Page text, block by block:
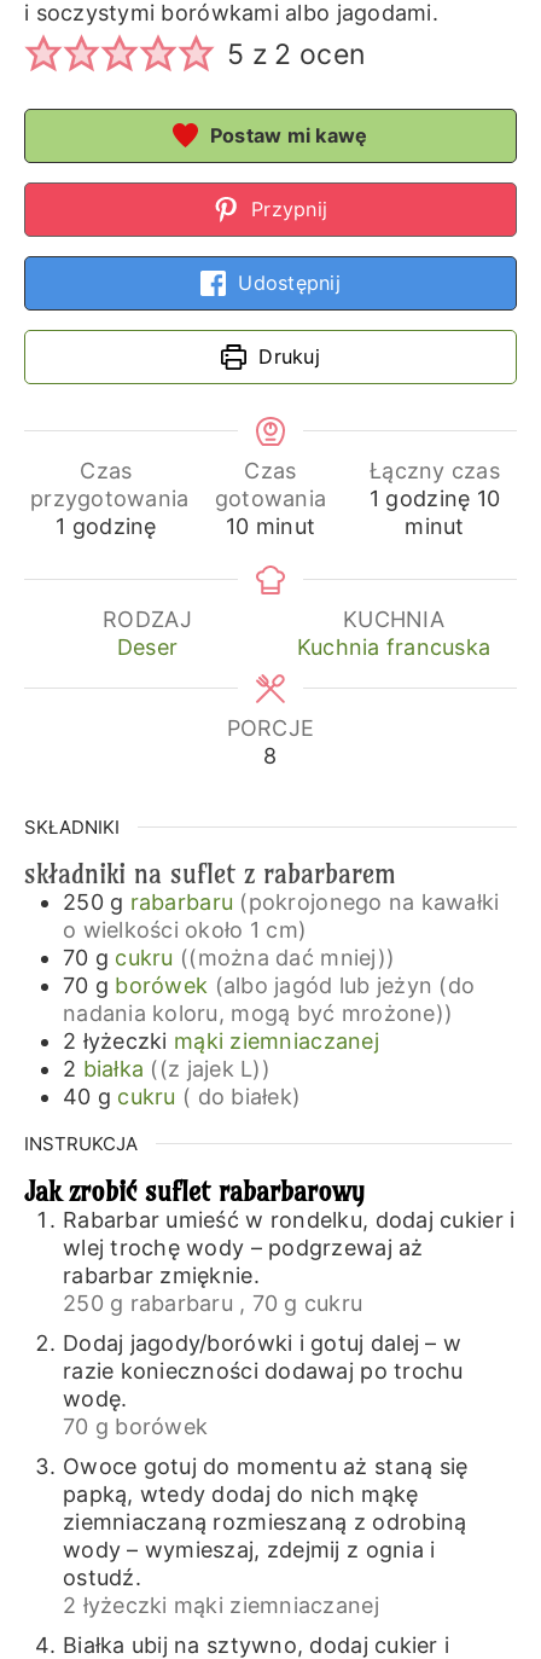
i soczystymi borówkami albo jagodami.
5 z 2 ocen
Postaw mi kawę
Przypnij
Udostępnij
Drukuj
Czas
przygotowania
1 godzina
godzinę
Czas
gotowania
10minuty
minut
Łączny czas
1 godzina
godzinę 10
minut
RODZAJ
Deser
KUCHNIA
Kuchnia francuska
PORCJE
8
SKŁADNIKI
składniki na suflet z rabarbarem
250 g rabarbaru (pokrojonego na kawałki
o wielkości około 1 cm)
70 g cukru ((można dać mniej))
70 g borówek (albo jagód lub jeżyn (do
nadania koloru, mogą być mrożone))
2 łyżeczki mąki ziemniaczanej
2 białka ((z jajek L))
40 g cukru ( do białek)
INSTRUKCJA
Jak zrobić suflet rabarbarowy
Rabarbar umieść w rondelku, dodaj cukier i
wlej trochę wody – podgrzewaj aż
rabarbar zmięknie.
250 g rabarbaru , 70 g cukru
Dodaj jagody/borówki i gotuj dalej – w
razie konieczności dodawaj po trochu
wodę.
70 g borówek
Owoce gotuj do momentu aż staną się
papką, wtedy dodaj do nich mąkę
ziemniaczaną rozmieszaną z odrobiną
wody – wymieszaj, zdejmij z ognia i
ostudź.
2 łyżeczki mąki ziemniaczanej
Białka ubij na sztywno, dodaj cukier i